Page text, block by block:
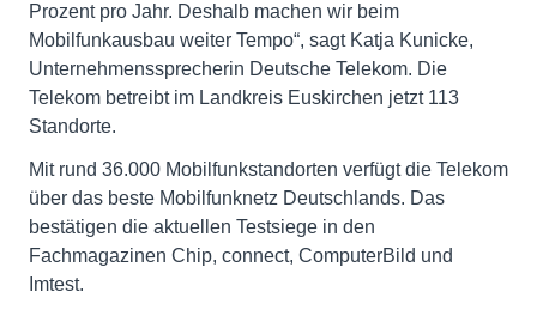
Prozent pro Jahr. Deshalb machen wir beim
Mobilfunkausbau weiter Tempo“, sagt Katja Kunicke,
Unternehmenssprecherin Deutsche Telekom. Die
Telekom betreibt im Landkreis Euskirchen jetzt 113
Standorte.
Mit rund 36.000 Mobilfunkstandorten verfügt die Telekom
über das beste Mobilfunknetz Deutschlands. Das
bestätigen die aktuellen Testsiege in den
Fachmagazinen Chip, connect, ComputerBild und
Imtest.